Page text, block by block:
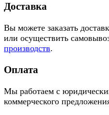
Доставка
Вы можете заказать
или осуществить
производств.
Оплата
Мы работаем с
коммерческого